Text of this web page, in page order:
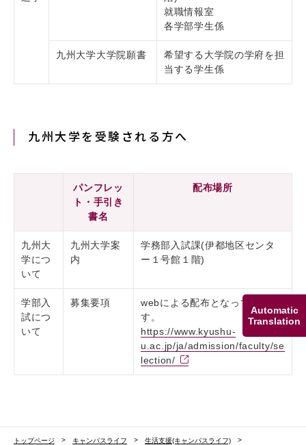
Automatic
Translation
就職情報室
各学部学生係
九州大学大学院願書
希望する大学院の学府を担
当する学生係
九州大学を受験される方へ
パンフレッ
ト・手引き
書名
配布場所
九州大
学につ
いて
九州大学案
内
学務部入試課(伊都地区センタ
ー１号館１階)
学部入
試につ
いて
募集要項
webによる配布となっていま
す。
https://www.kyushu-
u.ac.jp/ja/admission/faculty/se
lection/
トップページ キャンパスライフ
生活支援(キャンパスライフ)